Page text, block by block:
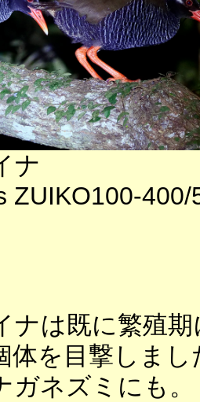
ナ
ZUIKO100-400/
ナは既に繁殖
体を目撃しまし
ネズミにも。